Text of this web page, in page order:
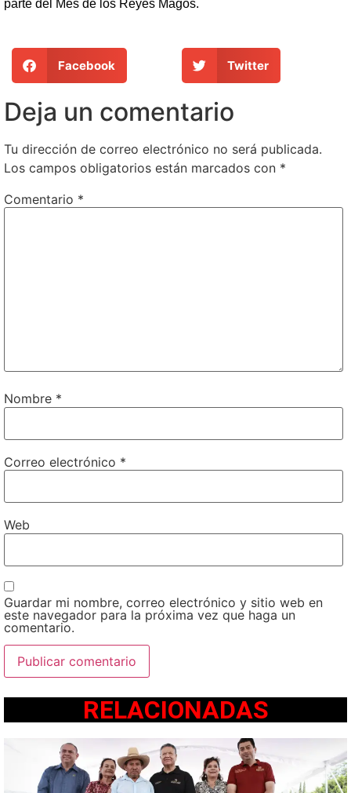
parte del Mes de los Reyes Magos.
Facebook Twitter
Deja un comentario
Tu dirección de correo electrónico no será publicada.
Los campos obligatorios están marcados con *
Comentario *
Nombre *
Correo electrónico *
Web
Guardar mi nombre, correo electrónico y sitio web en
este navegador para la próxima vez que haga un
comentario.
RELACIONADAS